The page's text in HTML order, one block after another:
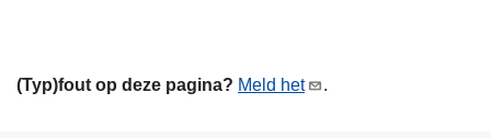
(Typ)fout op deze pagina? Meld het .